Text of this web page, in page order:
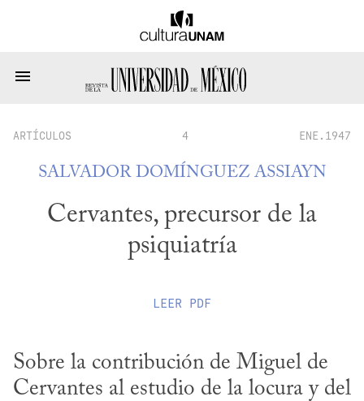
ARTÍCULOS 4 ENE.1947
SALVADOR DOMÍNGUEZ ASSIAYN
Cervantes, precursor de la
psiquiatría
LEER PDF
Sobre la contribución de Miguel de
Cervantes al estudio de la locura y del